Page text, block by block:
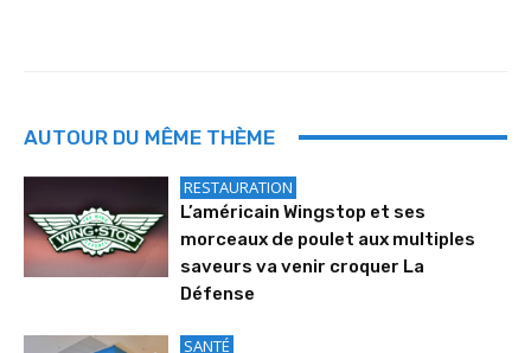
AUTOUR DU MÊME THÈME
RESTAURATION
L’américain Wingstop et ses
morceaux de poulet aux multiples
saveurs va venir croquer La
Défense
SANTÉ